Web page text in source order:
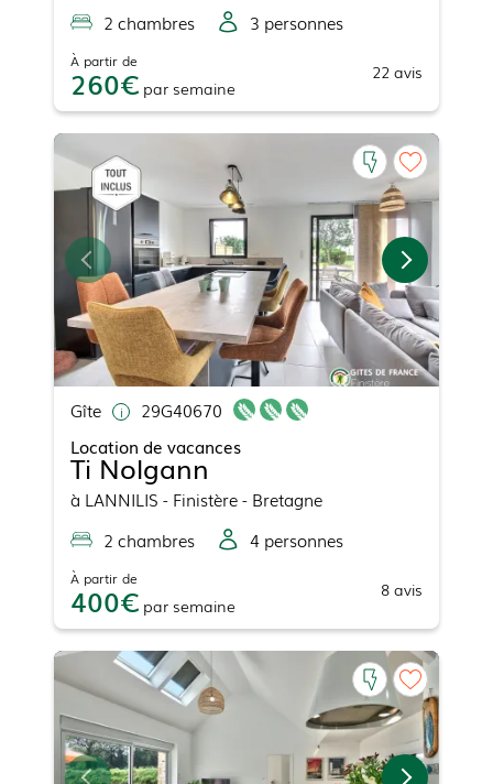
2 chambres 3 personnes
À partir de
260 par semaine
22 avis
Gîte
29G40670
Location de vacances
Ti Nolgann
à LANNILIS - Finistère - Bretagne
2 chambres 4 personnes
À partir de
400 par semaine
8 avis